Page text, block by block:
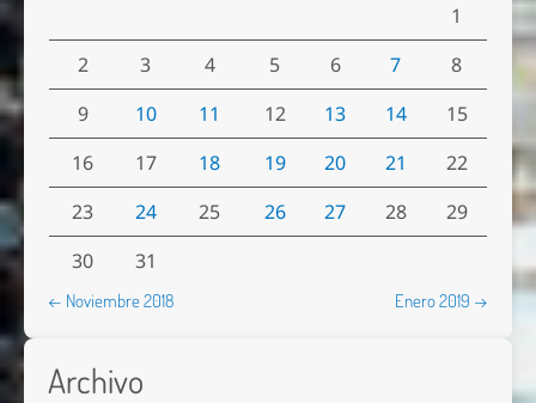
1
2
3 4 5 6 7
8
9
10 11 12 13 14
15
16
17 18 19 20 21
22
23
24 25 26 27 28
29
30
31
← Noviembre 2018 Enero 2019 →
Archivo